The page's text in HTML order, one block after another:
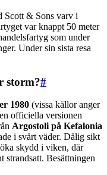
Scott & Sons varv i
var knappt 50 meter
som under
Under sin sista resa
storm?#
1980 (vissa källor anger
officiella versionen
Argostoli på Kefalonia
i svårt väder. Dålig sikt
skydd i viken, där
strandsatt. Besättningen